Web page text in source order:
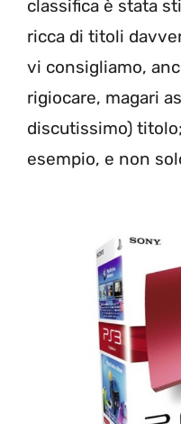
classifica è stata
ricca di titoli
vi consigliamo,
rigiocare, magari
discutissimo) titolo;
esempio, e non